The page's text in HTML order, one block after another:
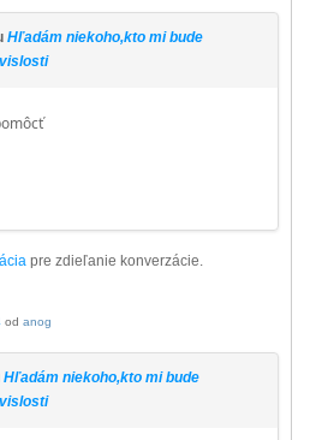
Hľadám niekoho,kto mi bude
pre zdieľanie konverzácie.
od anog
Hľadám niekoho,kto mi bude